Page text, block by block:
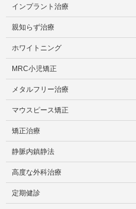
インプラント治療
親知らず治療
ホワイトニング
MRC小児矯正
メタルフリー治療
マウスピース矯正
矯正治療
静脈内鎮静法
高度な外科治療
定期健診